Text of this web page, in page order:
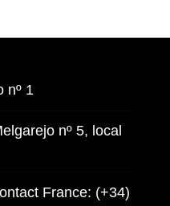
nº 1
nº 5, local
France: (+34)